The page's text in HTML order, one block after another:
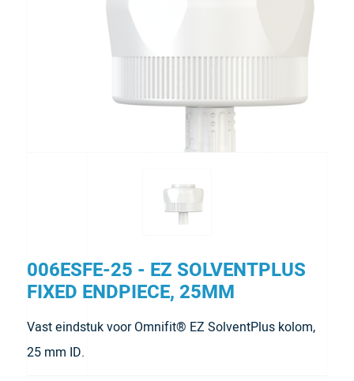
006ESFE-25 - EZ SOLVENTPLUS
FIXED ENDPIECE, 25MM
Vast eindstuk voor Omnifit® EZ SolventPlus kolom,
25 mm ID.